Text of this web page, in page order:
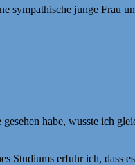
sympathische junge Frau
habe, wusste ich
Studiums erfuhr ich, dass